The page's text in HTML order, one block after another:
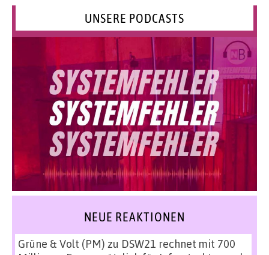
UNSERE PODCASTS
NEUE REAKTIONEN
Grüne & Volt (PM) zu DSW21 rechnet mit 700